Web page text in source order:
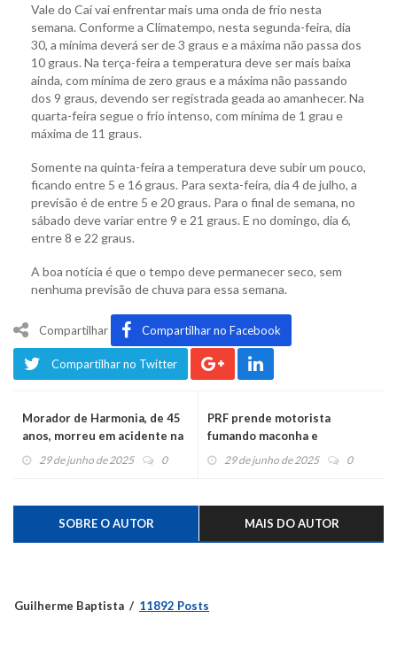
Vale do Caí vai enfrentar mais uma onda de frio nesta
semana. Conforme a Climatempo, nesta segunda-feira, dia
30, a mínima deverá ser de 3 graus e a máxima não passa dos
10 graus. Na terça-feira a temperatura deve ser mais baixa
ainda, com mínima de zero graus e a máxima não passando
dos 9 graus, devendo ser registrada geada ao amanhecer. Na
quarta-feira segue o frio intenso, com mínima de 1 grau e
máxima de 11 graus.
Somente na quinta-feira a temperatura deve subir um pouco,
ficando entre 5 e 16 graus. Para sexta-feira, dia 4 de julho, a
previsão é de entre 5 e 20 graus. Para o final de semana, no
sábado deve variar entre 9 e 21 graus. E no domingo, dia 6,
entre 8 e 22 graus.
A boa notícia é que o tempo deve permanecer seco, sem
nenhuma previsão de chuva para essa semana.
Compartilhar Compartilhar no Facebook
Compartilhar no Twitter
Morador de Harmonia, de 45
anos, morreu em acidente na
ERS-124
29 de junho de 2025 0
PRF prende motorista
fumando maconha e
transportando criança sem
29 de junho de 2025 0
SOBRE O AUTOR MAIS DO AUTOR
Guilherme Baptista 11892 Posts